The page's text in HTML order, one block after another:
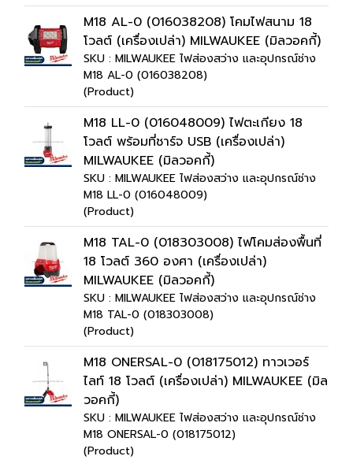
M18 AL-0 (016038208) โคมไฟสนาม 18
โวลต์ (เครื่องเปล่า) MILWAUKEE (มิลวอคกี้)
SKU : MILWAUKEE ไฟส่องสว่าง และอุปกรณ์ช่าง
M18 AL-0 (016038208)
(Product)
M18 LL-0 (016048009) ไฟตะเกียง 18
โวลต์ พร้อมที่ชาร์จ USB (เครื่องเปล่า)
MILWAUKEE (มิลวอคกี้)
SKU : MILWAUKEE ไฟส่องสว่าง และอุปกรณ์ช่าง
M18 LL-0 (016048009)
(Product)
M18 TAL-0 (018303008) ไฟโคมส่องพื้นที่
18 โวลต์ 360 องศา (เครื่องเปล่า)
MILWAUKEE (มิลวอคกี้)
SKU : MILWAUKEE ไฟส่องสว่าง และอุปกรณ์ช่าง
M18 TAL-0 (018303008)
(Product)
M18 ONERSAL-0 (018175012) ทาวเวอร์
ไลท์ 18 โวลต์ (เครื่องเปล่า) MILWAUKEE (มิล
วอคกี้)
SKU : MILWAUKEE ไฟส่องสว่าง และอุปกรณ์ช่าง
M18 ONERSAL-0 (018175012)
(Product)